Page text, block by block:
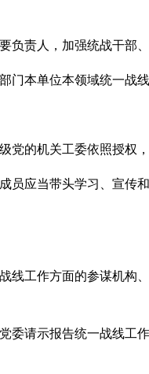
负责人，加强统战干部
门本单位本领域统一战线
的机关工委依照授权
应当带头学习、宣传
工作方面的参谋机构
委请示报告统一战线工